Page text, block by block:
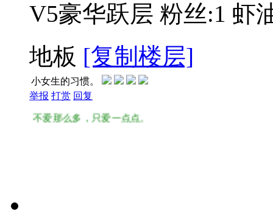
V5豪华跃层 粉丝:1 虾
地板 [复制楼层]
小女生的习惯。
举报 打赏 回复
不爱那么多，只爱一点点。